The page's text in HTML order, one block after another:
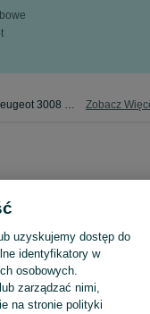
Motoryzacja to Twój świat? Kieruj się na OLX! peugeot 3008 w Twojej okolicy - tylko w kategorii Motoryzacja na OLX! Zobacz
uzyskujemy dostęp do
identyfikatory w
osobowych.
zarządzać nimi,
na stronie polityki